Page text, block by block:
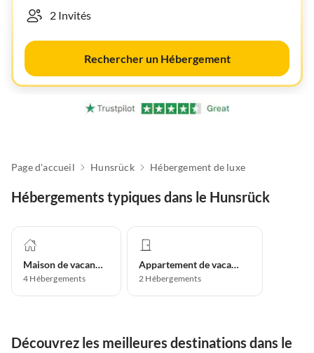
Rechercher un Hébergement
Page d'accueil Hunsrück Hébergement de luxe
Hébergements typiques dans le Hunsrück
Maison de vacances
4 Hébergements
Appartement de vacances
2 Hébergements
Découvrez les meilleures destinations dans le